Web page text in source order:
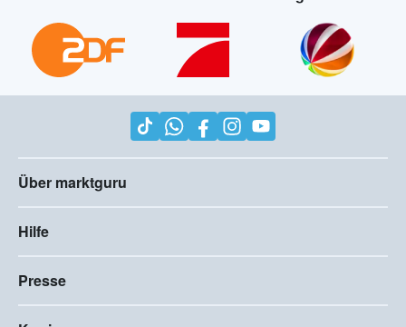
Über marktguru
Hilfe
Presse